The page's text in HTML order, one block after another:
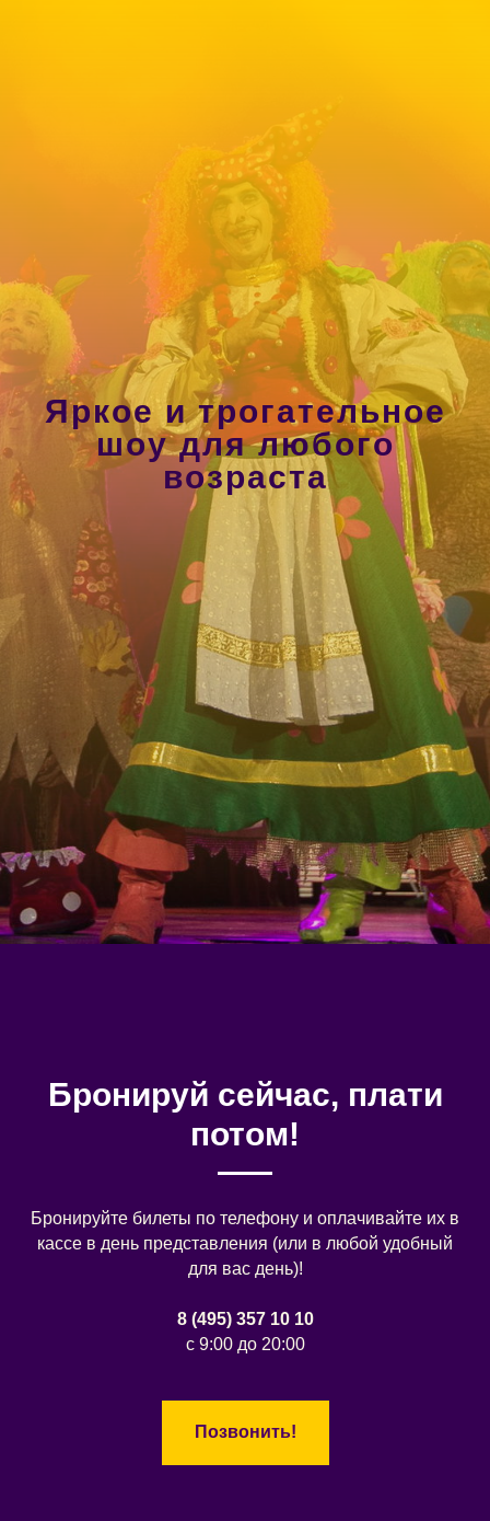
Яркое и трогательное
шоу для любого
возраста
Бронируй сейчас, плати
потом!
Бронируйте билеты по телефону и оплачивайте их в
кассе в день представления (или в любой удобный
для вас день)!
8 (495) 357 10 10
с 9:00 до 20:00
Позвонить!